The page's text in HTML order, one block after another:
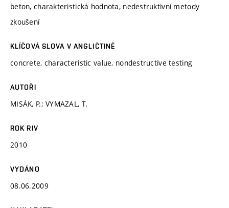
beton, charakteristická hodnota, nedestruktivní metody
zkoušení
KLÍČOVÁ SLOVA V ANGLIČTINĚ
concrete, characteristic value, nondestructive testing
AUTOŘI
MISÁK, P.; VYMAZAL, T.
ROK RIV
2010
VYDÁNO
08.06.2009